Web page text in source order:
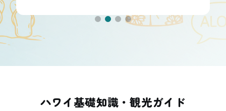
ハワイ基礎知識・観光ガイド